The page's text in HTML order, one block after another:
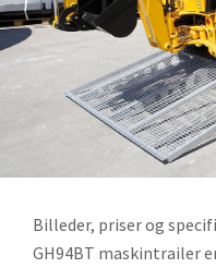
Billeder, priser og
GH94BT maskintrailer